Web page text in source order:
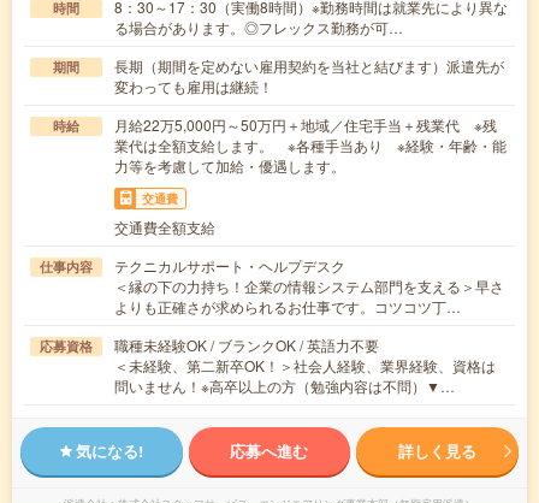
時間
8：30～17：30（実働8時間）※勤務時間は就業先により異な
る場合があります。◎フレックス勤務が可…
期間
長期（期間を定めない雇用契約を当社と結びます）派遣先が
変わっても雇用は継続！
時給
月給22万5,000円～50万円＋地域／住宅手当＋残業代 ※残
業代は全額支給します。 ※各種手当あり ※経験・年齢・能
力等を考慮して加給・優遇します。
交通費
交通費全額支給
仕事内容
テクニカルサポート・ヘルプデスク
＜縁の下の力持ち！企業の情報システム部門を支える＞早さ
よりも正確さが求められるお仕事です。コツコツ丁…
応募資格
職種未経験OK / ブランクOK / 英語力不要
＜未経験、第二新卒OK！＞社会人経験、業界経験、資格は
問いません！※高卒以上の方（勉強内容は不問）▼…
気になる! 応募へ進む 詳しく見る